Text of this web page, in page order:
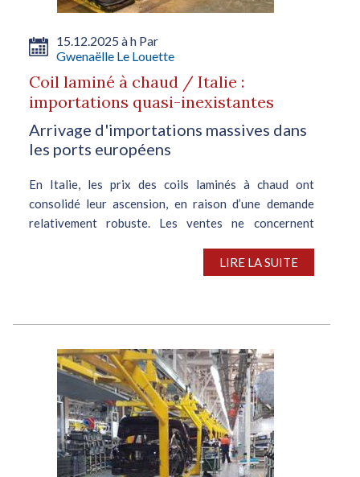
15.12.2025 à h Par
Gwenaëlle Le Louette
Coil laminé à chaud / Italie :
importations quasi-inexistantes
Arrivage d'importations massives dans
les ports européens
En Italie, les prix des coils laminés à chaud ont
consolidé leur ascension, en raison d’une demande
relativement robuste. Les ventes ne concernent
consommateurs, préférant jouer la carte...LIRE LA SUITE